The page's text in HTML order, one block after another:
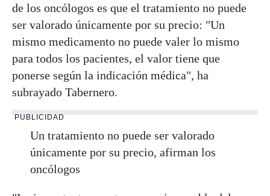
de los oncólogos es que el tratamiento no puede
ser valorado únicamente por su precio: "Un
mismo medicamento no puede valer lo mismo
para todos los pacientes, el valor tiene que
ponerse según la indicación médica", ha
subrayado Tabernero.
PUBLICIDAD
Un tratamiento no puede ser valorado
únicamente por su precio, afirman los
oncólogos